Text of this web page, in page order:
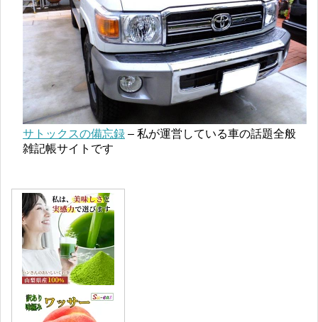
サトックスの備忘録 – 私が運営している車の話題全般
雑記帳サイトです